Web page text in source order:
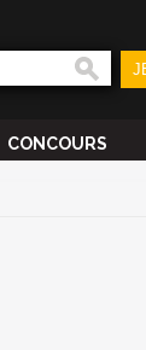
CONCOURS